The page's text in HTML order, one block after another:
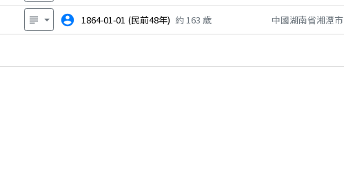
subject account_circle 1864-01-01 (民前48年) 約163 歲 中國湖南省湘潭市